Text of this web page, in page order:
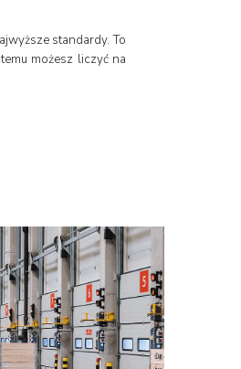
standardy. To
możesz liczyć na